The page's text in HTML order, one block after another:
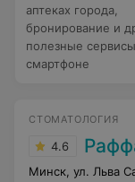
аптеках города,
бронирование и
полезные
смартфоне
СТОМАТОЛОГИЯ
4.6
Минск, ул. Льва